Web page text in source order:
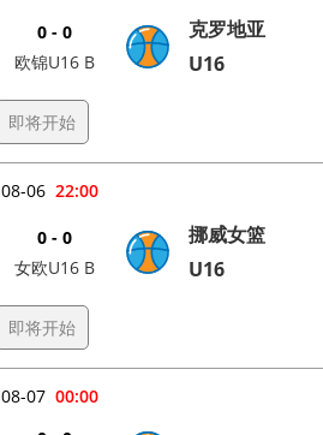
0 - 0
欧锦U16 B
克罗地亚
U16
即将开始
22:00
08-06
0 - 0
女欧U16 B
挪威女篮
U16
即将开始
00:00
08-07